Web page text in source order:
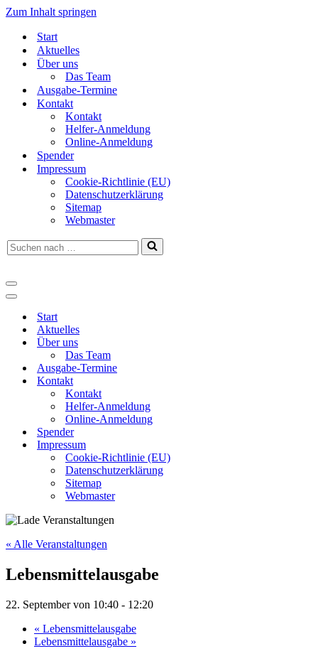
Zum Inhalt springen
Start
Aktuelles
Über uns
Das Team
Ausgabe-Termine
Kontakt
Kontakt
Helfer-Anmeldung
Online-Anmeldung
Spender
Impressum
Cookie-Richtlinie (EU)
Datenschutzerklärung
Sitemap
Webmaster
Suchen
nach …
Navigationsmenü
Navigationsmenü
Start
Aktuelles
Über uns
Das Team
Ausgabe-Termine
Kontakt
Kontakt
Helfer-Anmeldung
Online-Anmeldung
Spender
Impressum
Cookie-Richtlinie (EU)
Datenschutzerklärung
Sitemap
Webmaster
« Alle Veranstaltungen
Lebensmittelausgabe
22. September von 10:40 - 12:20
« Lebensmittelausgabe
Lebensmittelausgabe »